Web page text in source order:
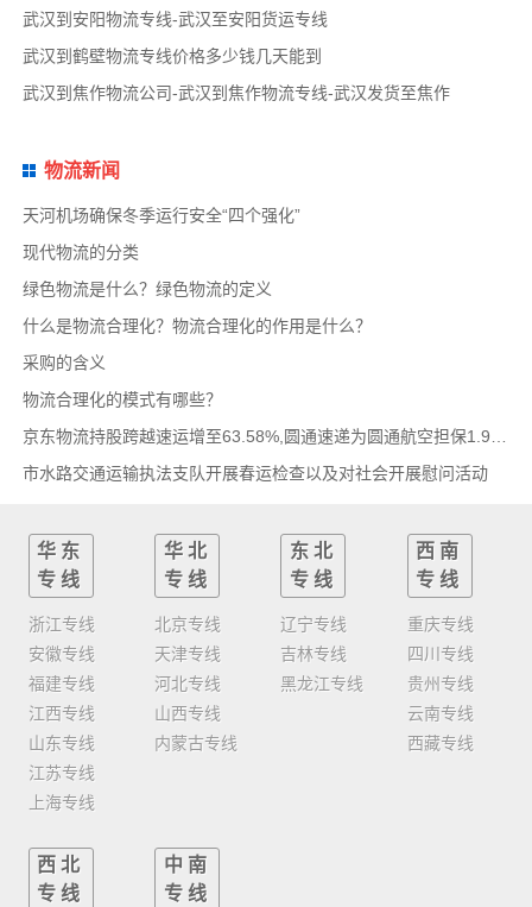
武汉到安阳物流专线-武汉至安阳货运专线
武汉到鹤壁物流专线价格多少钱几天能到
武汉到焦作物流公司-武汉到焦作物流专线-武汉发货至焦作
物流新闻
天河机场确保冬季运行安全“四个强化”
现代物流的分类
绿色物流是什么？绿色物流的定义
什么是物流合理化？物流合理化的作用是什么？
采购的含义
物流合理化的模式有哪些？
京东物流持股跨越速运增至63.58%,圆通速递为圆通航空担保1.9亿,安博中国牵手启橙中国,中通云
市水路交通运输执法支队开展春运检查以及对社会开展慰问活动
华东
专线
浙江专线
安徽专线
福建专线
江西专线
山东专线
江苏专线
上海专线
华北
专线
北京专线
天津专线
河北专线
山西专线
内蒙古专线
东北
专线
辽宁专线
吉林专线
黑龙江专线
西南
专线
重庆专线
四川专线
贵州专线
云南专线
西藏专线
西北
专线
中南
专线